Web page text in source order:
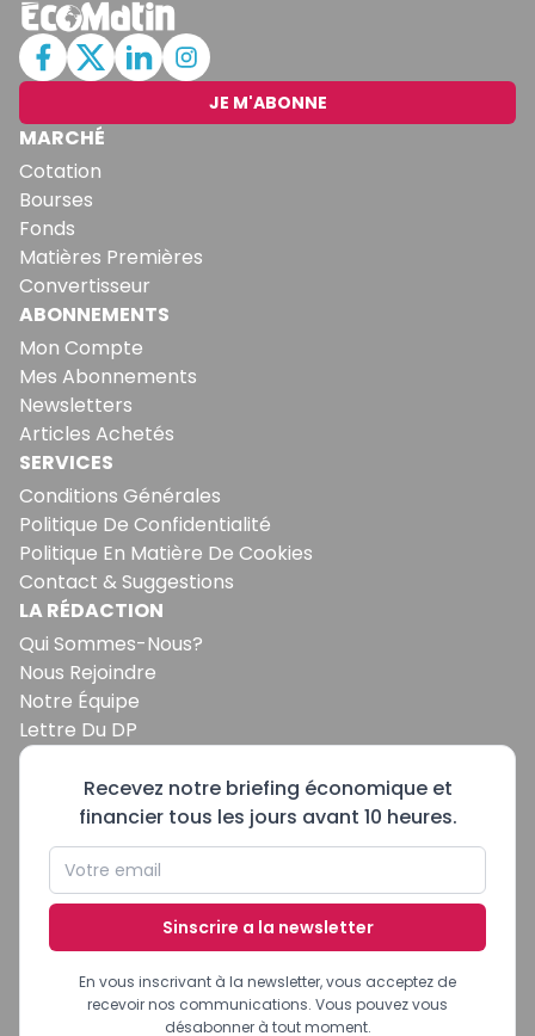
JE M'ABONNE
MARCHÉ
Cotation
Bourses
Fonds
Matières Premières
Convertisseur
ABONNEMENTS
Mon Compte
Mes Abonnements
Newsletters
Articles Achetés
SERVICES
Conditions Générales
Politique De Confidentialité
Politique En Matière De Cookies
Contact & Suggestions
LA RÉDACTION
Qui Sommes-Nous?
Nous Rejoindre
Notre Équipe
Lettre Du DP
Recevez notre briefing économique et
financier tous les jours avant 10 heures.
Sinscrire a la newsletter
En vous inscrivant à la newsletter, vous acceptez de
recevoir nos communications. Vous pouvez vous
désabonner à tout moment.